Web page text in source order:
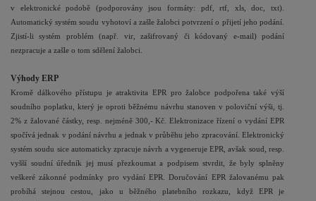
v elektronické podobě (podporovány jsou formáty: pdf, rtf, xls, doc, txt).
Automatický systém soudu vyhotoví a zašle žalobci potvrzení o přijetí jeho podání.
Zjistí-li systém problém (např. vir, zašifrovaný či kódovaný e-mail) podání
nezpracuje a zašle o tom sdělení žalobci.
Výhody ERP
Kromě dálkového přístupu je atraktivita EPR pro žalobce podpořena také výší
soudního poplatku, který je oproti běžnému návrhu stanoven v poloviční výši, tj.
2% z žalované částky, resp. nejméně 300,- Kč. Elektronizace řízení o vydání EPR
spočívá jednak v podání návrhu a jednak v průběhu jeho zpracování. Elektronický
systém soudu sice automaticky zpracuje návrh a vygeneruje EPR, avšak soud, resp.
vyšší soudní úředník jej musí přezkoumat a podpisem stvrdit, že byly splněny
veškeré zákonné podmínky pro vydání EPR. Doručování EPR žalovanému pak
probíhá stejnou cestou, jako u běžného platebního rozkazu, když EPR je